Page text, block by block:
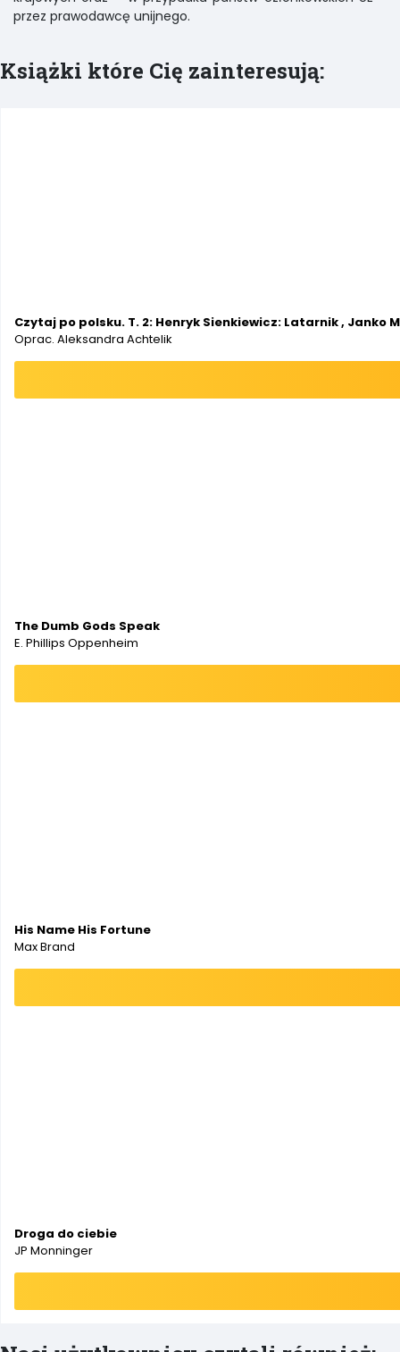
przez prawodawcę unijnego.
Książki które Cię zainteresują:
Czytaj po polsku. T. 2: Henryk Sienkiewicz: Latarnik ,
Oprac. Aleksandra Achtelik
The Dumb Gods Speak
E. Phillips Oppenheim
His Name His Fortune
Max Brand
Droga do ciebie
JP Monninger